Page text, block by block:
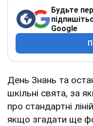
Будьте
Google
День Знань та
шкільні свята, за
про стандартні
якщо згадати ще